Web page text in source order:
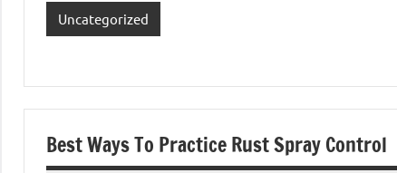
Uncategorized
Best Ways To Practice Rust Spray Control